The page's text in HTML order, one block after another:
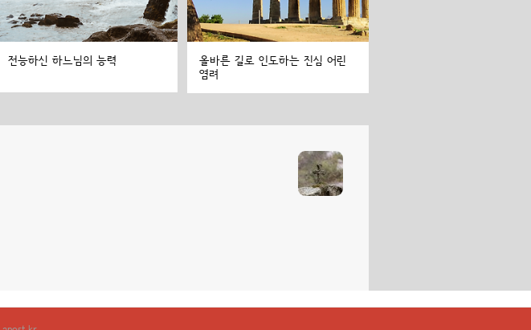
전능하신 하느님의 능력
올바른 길로 인도하는 진심 어린
염려